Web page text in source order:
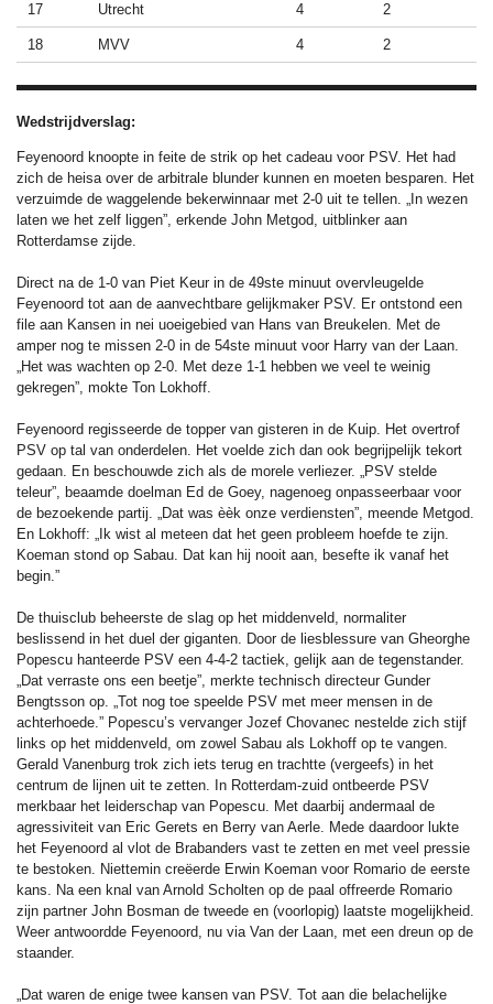
17 Utrecht 4 2
18 MVV 4 2
Wedstrijdverslag:
Feyenoord knoopte in feite de strik op het cadeau voor PSV. Het had
zich de heisa over de arbitrale blunder kunnen en moeten besparen. Het
verzuimde de waggelende bekerwinnaar met 2-0 uit te tellen. „In wezen
laten we het zelf liggen”, erkende John Metgod, uitblinker aan
Rotterdamse zijde.
Direct na de 1-0 van Piet Keur in de 49ste minuut overvleugelde
Feyenoord tot aan de aanvechtbare gelijkmaker PSV. Er ontstond een
file aan Kansen in nei uoeigebied van Hans van Breukelen. Met de
amper nog te missen 2-0 in de 54ste minuut voor Harry van der Laan.
„Het was wachten op 2-0. Met deze 1-1 hebben we veel te weinig
gekregen”, mokte Ton Lokhoff.
Feyenoord regisseerde de topper van gisteren in de Kuip. Het overtrof
PSV op tal van onderdelen. Het voelde zich dan ook begrijpelijk tekort
gedaan. En beschouwde zich als de morele verliezer. „PSV stelde
teleur”, beaamde doelman Ed de Goey, nagenoeg onpasseerbaar voor
de bezoekende partij. „Dat was èèk onze verdiensten”, meende Metgod.
En Lokhoff: „Ik wist al meteen dat het geen probleem hoefde te zijn.
Koeman stond op Sabau. Dat kan hij nooit aan, besefte ik vanaf het
begin.”
De thuisclub beheerste de slag op het middenveld, normaliter
beslissend in het duel der giganten. Door de liesblessure van Gheorghe
Popescu hanteerde PSV een 4-4-2 tactiek, gelijk aan de tegenstander.
„Dat verraste ons een beetje”, merkte technisch directeur Gunder
Bengtsson op. „Tot nog toe speelde PSV met meer mensen in de
achterhoede.” Popescu’s vervanger Jozef Chovanec nestelde zich stijf
links op het middenveld, om zowel Sabau als Lokhoff op te vangen.
Gerald Vanenburg trok zich iets terug en trachtte (vergeefs) in het
centrum de lijnen uit te zetten. In Rotterdam-zuid ontbeerde PSV
merkbaar het leiderschap van Popescu. Met daarbij andermaal de
agressiviteit van Eric Gerets en Berry van Aerle. Mede daardoor lukte
het Feyenoord al vlot de Brabanders vast te zetten en met veel pressie
te bestoken. Niettemin creëerde Erwin Koeman voor Romario de eerste
kans. Na een knal van Arnold Scholten op de paal offreerde Romario
zijn partner John Bosman de tweede en (voorlopig) laatste mogelijkheid.
Weer antwoordde Feyenoord, nu via Van der Laan, met een dreun op de
staander.
„Dat waren de enige twee kansen van PSV. Tot aan die belachelijke